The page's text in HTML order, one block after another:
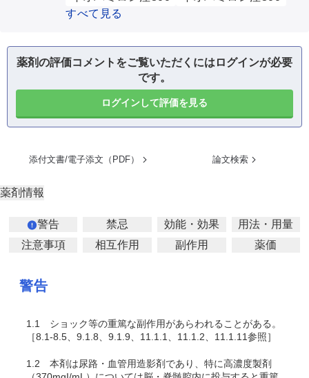
すべて見る
薬剤の評価コメントをご覧いただくにはログインが必要
です。
ログインして評価を見る
添付文書/電子添文（PDF） 論文検索
薬剤情報
警告 禁忌 効能・効果
用法・用量
注意事項
相互作用 副作用 薬価
警告
1.1
ショック等の重篤な副作用があらわれることがある。
［8.1-8.5、9.1.8、9.1.9、11.1.1、11.1.2、11.1.11参照］
1.2 本剤は尿路・血管用造影剤であり、特に高濃度製剤